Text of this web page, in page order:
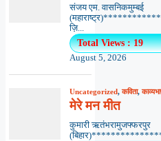
संजय एम. वासनिकमुम्बई
ज़ि...
Total Views : 19
August 5, 2026
Uncategorized,कविता,
मेरे मन मीत
कुमारी ऋतंभरामुजफ्फरपुर